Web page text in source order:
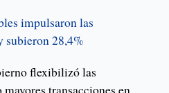
impulsaron las
subieron 28,4%
flexibilizó las
transacciones en